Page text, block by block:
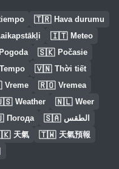
🇹🇷 Hava durumu
🇮🇹 Meteo
Pogoda 🇸🇰 Počasie
Tempo 🇻🇳 Thời tiết
Vreme 🇷🇴 Vremea
Weather 🇳🇱 Weer
Погода 🇸🇦 الطقس
天氣 🇹🇼 天氣預報